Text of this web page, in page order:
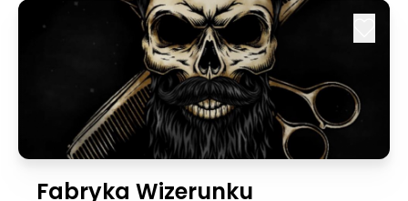
Fabryka Wizerunku